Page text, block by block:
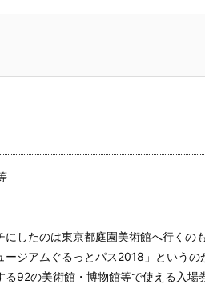
にしたのは東京都庭園美術館へ行くの
ージアムぐるっとパス2018」という
る92の美術館・博物館等で使える入場